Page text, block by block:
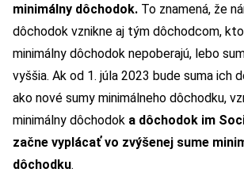
minimálny dôchodok. To znamená, že
dôchodok vznikne aj tým dôchodcom,
minimálny dôchodok nepoberajú, lebo
vyššia. Ak od 1. júla 2023 bude suma ich
ako nové sumy minimálneho dôchodku,
minimálny dôchodok a dôchodok im
začne vyplácať vo zvýšenej sume
dôchodku.